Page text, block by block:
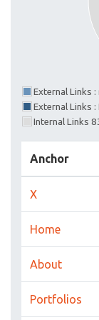
External Links
External Links
Internal Links
Anchor
X
Home
About
Portfolios